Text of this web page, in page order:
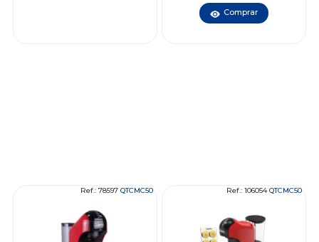
Comprar
Ref.: 78597 QTCMC50 Ref.: 106054QTCMC50